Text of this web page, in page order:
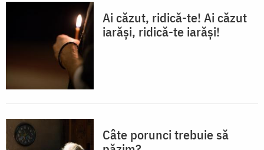
Ai căzut, ridică-te! Ai căzut
iarăși, ridică-te iarăși!
Câte porunci trebuie să